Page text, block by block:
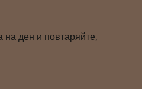
ден и повтаряйте,